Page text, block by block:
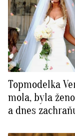
Topmodelka
mola, byla
a dnes